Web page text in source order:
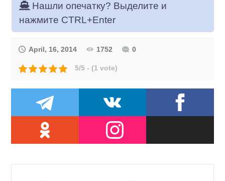
Нашли опечатку? Выделите и
нажмите CTRL+Enter
April, 16, 2014 1752 0
5/5 - (1 vote)